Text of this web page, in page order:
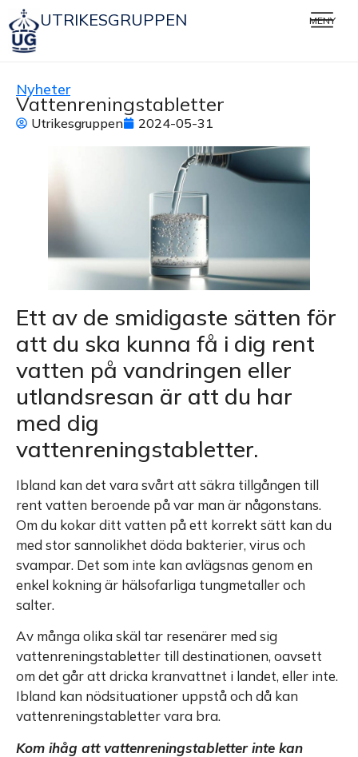
UTRIKESGRUPPEN MENY
Nyheter
Vattenreningstabletter
Utrikesgruppen 2024-05-31
Ett av de smidigaste sätten för
att du ska kunna få i dig rent
vatten på vandringen eller
utlandsresan är att du har
med dig
vattenreningstabletter.
Ibland kan det vara svårt att säkra tillgången till
rent vatten beroende på var man är någonstans.
Om du kokar ditt vatten på ett korrekt sätt kan du
med stor sannolikhet döda bakterier, virus och
svampar. Det som inte kan avlägsnas genom en
enkel kokning är hälsofarliga tungmetaller och
salter.
Av många olika skäl tar resenärer med sig
vattenreningstabletter till destinationen, oavsett
om det går att dricka kranvattnet i landet, eller inte.
Ibland kan nödsituationer uppstå och då kan
vattenreningstabletter vara bra.
Kom ihåg att vattenreningstabletter inte kan